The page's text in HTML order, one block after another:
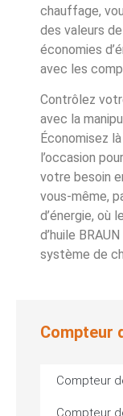
chauffage,
des valeurs
économies
avec les
Contrôlez
avec la
Économisez
l’occasion
votre besoin
vous-même,
d’énergie, où
d’huile
système de
Compteur
Compteur
Compteur